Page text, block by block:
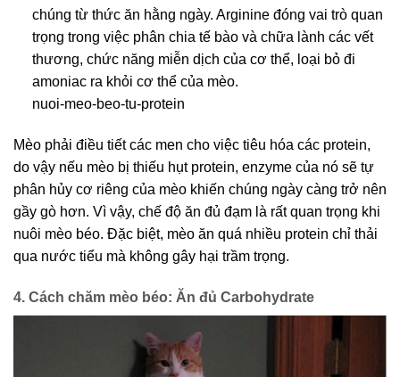
chúng từ thức ăn hằng ngày. Arginine đóng vai trò quan
trọng trong việc phân chia tế bào và chữa lành các vết
thương, chức năng miễn dịch của cơ thể, loại bỏ đi
amoniac ra khỏi cơ thể của mèo.
nuoi-meo-beo-tu-protein
Mèo phải điều tiết các men cho việc tiêu hóa các protein,
do vậy nếu mèo bị thiếu hụt protein, enzyme của nó sẽ tự
phân hủy cơ riêng của mèo khiến chúng ngày càng trở nên
gầy gò hơn. Vì vậy, chế độ ăn đủ đạm là rất quan trọng khi
nuôi mèo béo. Đặc biệt, mèo ăn quá nhiều protein chỉ thải
qua nước tiểu mà không gây hại trầm trọng.
4. Cách chăm mèo béo: Ăn đủ Carbohydrate